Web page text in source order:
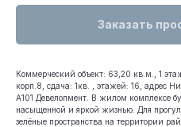
Заказать
Коммерческий объект: 63,20 кв.м., 1
корп.8, сдача: 1кв. , этажей: 16, адрес
А101 Девелопмент. В жилом комплексе
насыщенной и яркой жизнью. Для
зелёные пространства на территории